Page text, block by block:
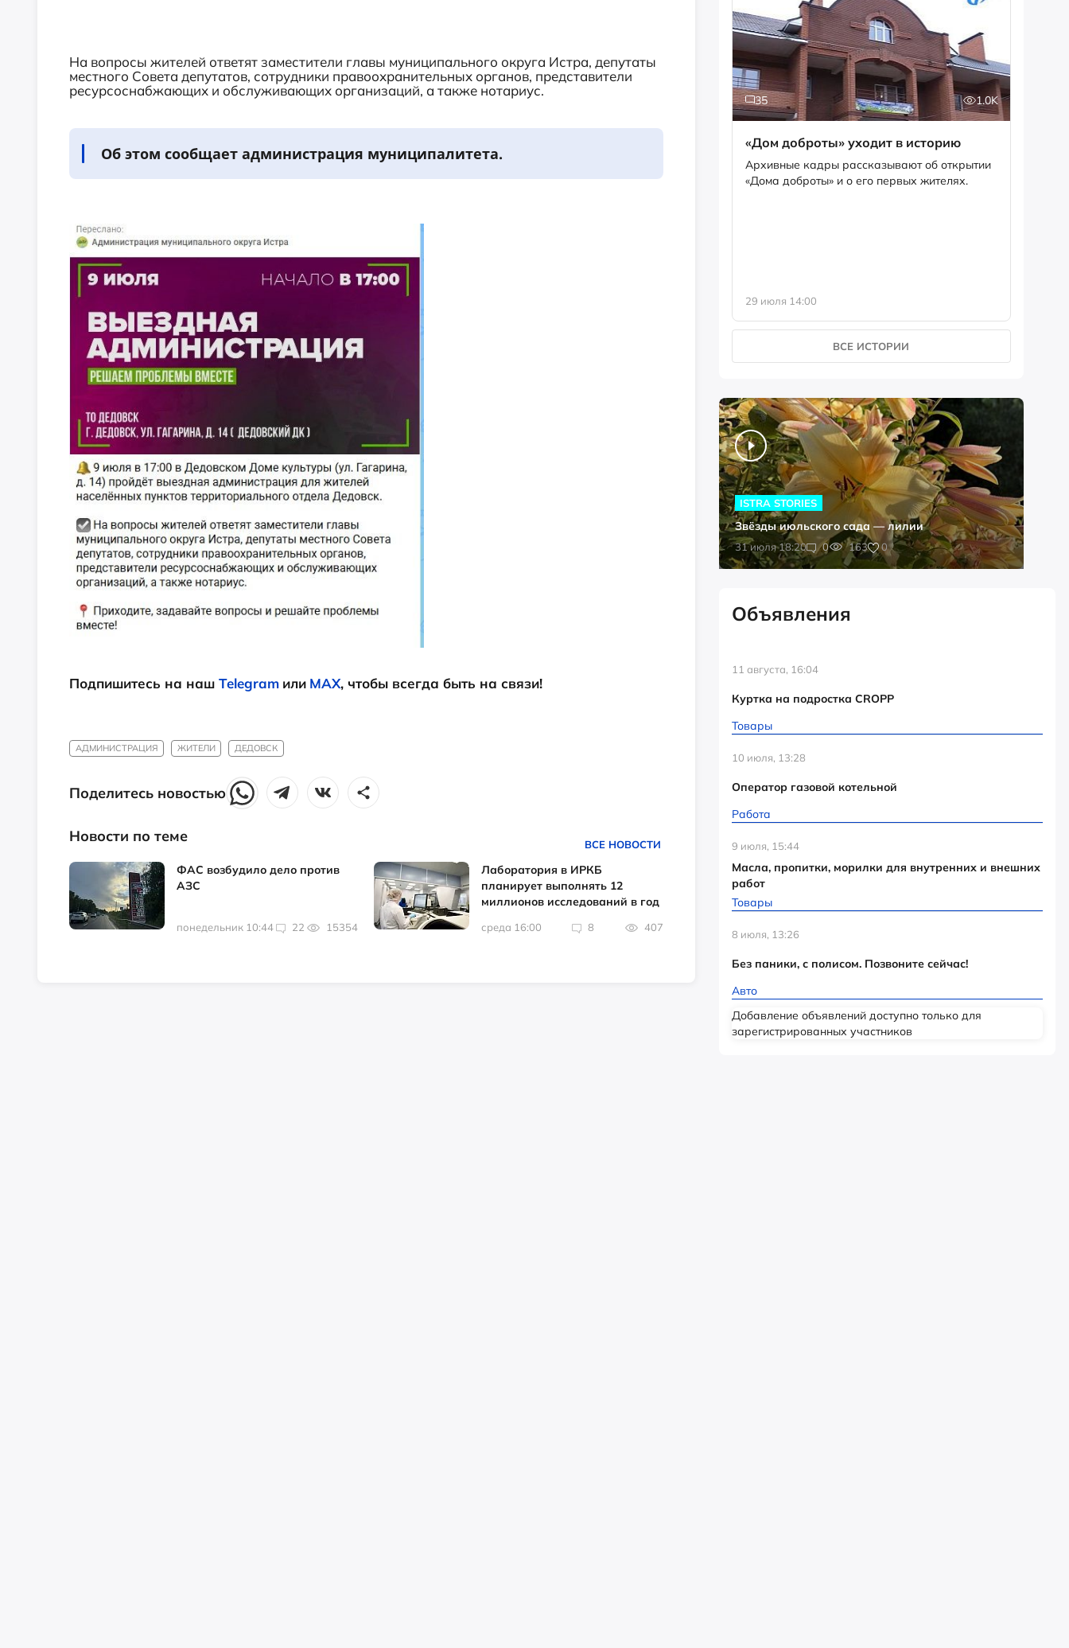
На вопросы жителей ответят заместители главы муниципального округа Истра, депутаты
местного Совета депутатов, сотрудники правоохранительных органов, представители
ресурсоснабжающих и обслуживающих организаций, а также нотариус.
Об этом сообщает администрация муниципалитета.
Подпишитесь на наш Telegram или MAX, чтобы всегда быть на связи!
АДМИНИСТРАЦИЯ ЖИТЕЛИ ДЕДОВСК
Поделитесь новостью
Новости по теме ВСЕ НОВОСТИ
ФАС возбудило дело против
АЗС
понедельник 10:44 22 15354
Лаборатория в ИРКБ
планирует выполнять 12
миллионов исследований в год
среда 16:00 8 407
35 1.0K
«Дом доброты» уходит в историю
Архивные кадры рассказывают об открытии
«Дома доброты» и о его первых жителях.
29 июля 14:00
ВСЕ ИСТОРИИ
31 июля 18:20 0 163 0
ISTRA STORIES
Звёзды июльского сада — лилии
Объявления
11 августа, 16:04
Куртка на подростка CROPP
Товары
10 июля, 13:28
Оператор газовой котельной
Работа
9 июля, 15:44
Масла, пропитки, морилки для внутренних и внешних
работ
Товары
8 июля, 13:26
Без паники, с полисом. Позвоните сейчас!
Авто
Добавление объявлений доступно только для
зарегистрированных участников